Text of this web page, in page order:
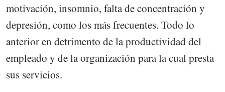
motivación, insomnio, falta de concentración y
depresión, como los más frecuentes. Todo lo
anterior en detrimento de la productividad del
empleado y de la organización para la cual presta
sus servicios.